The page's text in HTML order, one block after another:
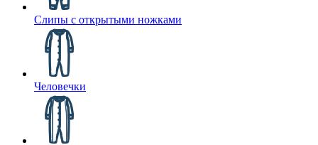
Слипы с открытыми ножками
Человечки